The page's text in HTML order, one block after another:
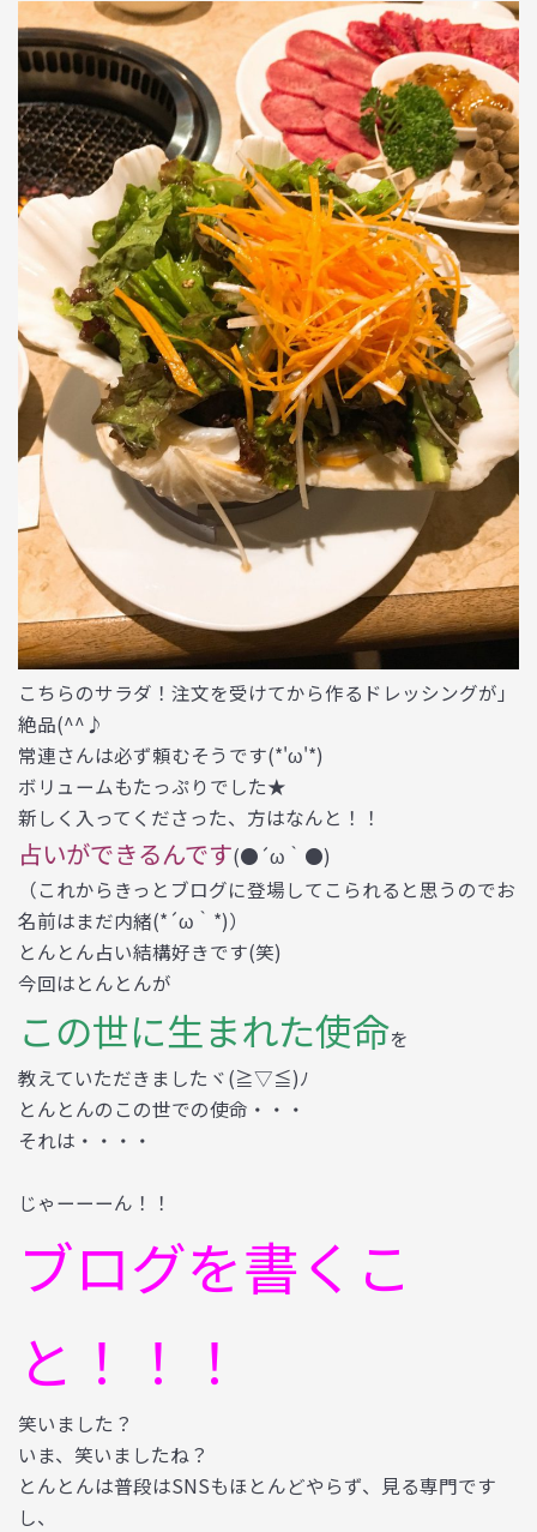
こちらのサラダ！注文を受けてから作るドレッシングが」
絶品(^^♪
常連さんは必ず頼むそうです(*'ω'*)
ボリュームもたっぷりでした★
新しく入ってくださった、方はなんと！！
占いができるんです(●´ω｀●)
（これからきっとブログに登場してこられると思うのでお
名前はまだ内緒(*´ω｀*)）
とんとん占い結構好きです(笑)
今回はとんとんが
この世に生まれた使命を
教えていただきましたヾ(≧▽≦)ﾉ
とんとんのこの世での使命・・・
それは・・・・
じゃーーーん！！
ブログを書くこ
と！！！
笑いました？
いま、笑いましたね？
とんとんは普段はSNSもほとんどやらず、見る専門です
し、